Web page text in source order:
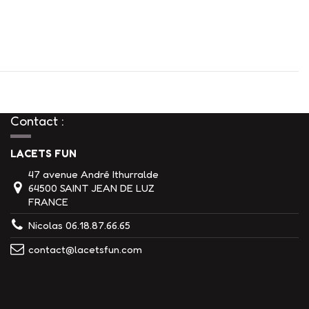
Contact :
LACETS FUN
47 avenue André Ithurralde
64500 SAINT JEAN DE LUZ
FRANCE
Nicolas 06.18.87.66.65
contact@lacetsfun.com